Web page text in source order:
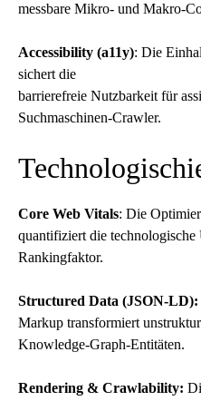
messbare Mikro- und Makro-
Accessibility (a11y): Die
sichert die
barrierefreie Nutzbarkeit für
Suchmaschinen-Crawler.
Core Web Vitals: Die
quantifiziert die technologische
Rankingfaktor.
Structured Data (JSON-LD):
Markup transformiert
Knowledge-Graph-Entitäten.
Rendering & Crawlability: